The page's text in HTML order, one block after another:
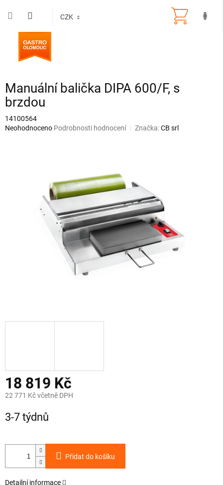
CZK
Manuální balička DIPA 600/F, s
brzdou
14100564
Průměrné
Neohodnoceno Podrobnosti hodnocení Značka:CB srl
18 819 Kč
22 771 Kč včetně DPH
cena:
3-7 týdnů
Přidat do košíku
Detailní informace